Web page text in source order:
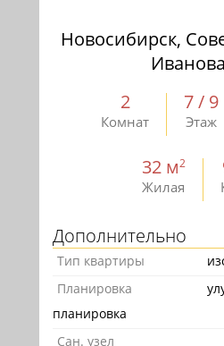
Новосибирск,
2
Комнат
7 / 9
Этаж
32 м2
Жилая
Дополнительно
Тип квартиры
Планировка
планировка
Сан. узел